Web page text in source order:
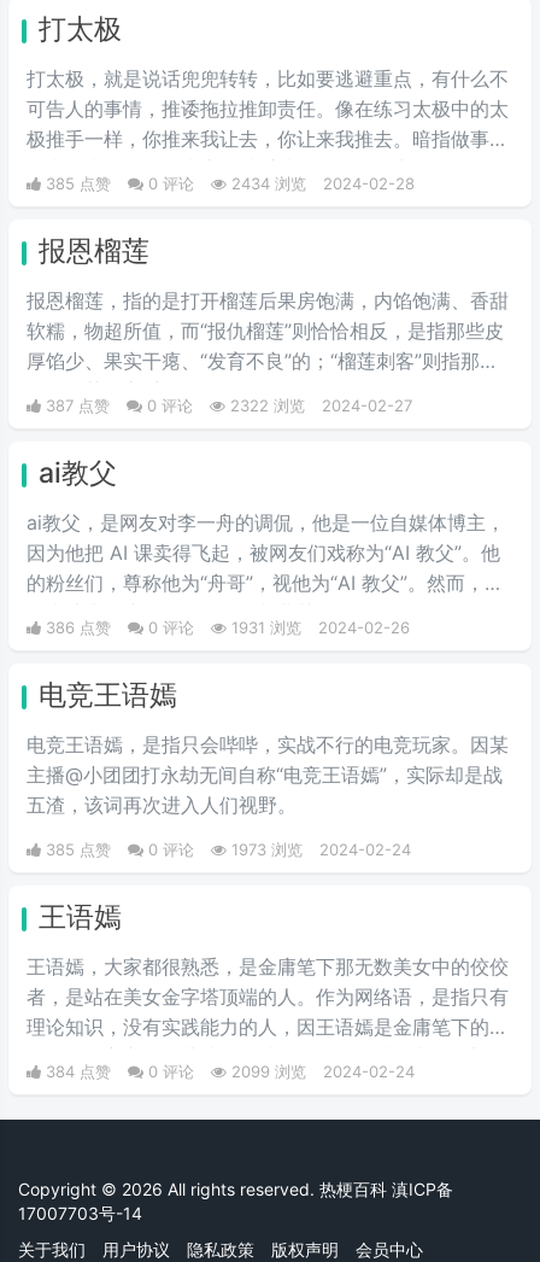
破梗、旧梗来敷衍了事，不被认可时，网友们就会评论一
句“没梗可以不发”。
打太极
打太极，就是说话兜兜转转，比如要逃避重点，有什么不
可告人的事情，推诿拖拉推卸责任。像在练习太极中的太
极推手一样，你推来我让去，你让来我推去。暗指做事情
推来推去，不明确表态，避重就轻含糊不说实话。
385 点赞 0 评论 2434 浏览 2024-02-28
报恩榴莲
报恩榴莲，指的是打开榴莲后果房饱满，内馅饱满、香甜
软糯，物超所值，而“报仇榴莲”则恰恰相反，是指那些皮
厚馅少、果实干瘪、“发育不良”的；“榴莲刺客”则指那些
会挑榴莲的高手。
387 点赞 0 评论 2322 浏览 2024-02-27
ai教父
ai教父，是网友对李一舟的调侃，他是一位自媒体博主，
因为他把 AI 课卖得飞起，被网友们戏称为“AI 教父”。他
的粉丝们，尊称他为“舟哥”，视他为“AI 教父”。然而，质
他的课程是“智商税”。
386 点赞 0 评论 1931 浏览 2024-02-26
电竞王语嫣
电竞王语嫣，是指只会哔哔，实战不行的电竞玩家。因某
主播@小团团打永劫无间自称“电竞王语嫣”，实际却是战
五渣，该词再次进入人们视野。
385 点赞 0 评论 1973 浏览 2024-02-24
王语嫣
王语嫣，大家都很熟悉，是金庸笔下那无数美女中的佼佼
者，是站在美女金字塔顶端的人。作为网络语，是指只有
理论知识，没有实践能力的人，因王语嫣是金庸笔下的武
侠小说女主之一，熟读各派武学秘笈，能看得出各个门派
的武功招式，是一位武学理论家，却完全不会武功，适合
纸上谈兵。如“说唱界王语嫣”，是指rapper《中国有嘻
践环节中的发挥却饱受争议，如"电竞王语嫣"是指只会哔
哔，实战不行的电竞玩家。
384 点赞 0 评论 2099 浏览 2024-02-24
Copyright © 2026 All rights reserved. 热梗百科 滇ICP备
17007703号-14
关于我们
用户协议 隐私政策 版权声明 会员中心